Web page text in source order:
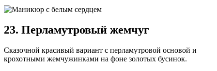
23. Перламутровый жемчуг
Сказочной красивый вариант с перламутровой основой и
крохотными жемчужинками на фоне золотых бусинок.